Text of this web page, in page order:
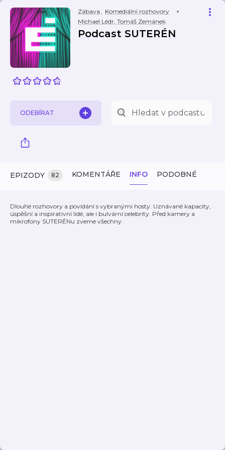
Zábava , Komediální rozhovory
Michael Lédr, Tomáš Zemánek
Podcast SUTERÉN
ODEBÍRAT
EPIZODY 82 KOMENTÁŘE INFO PODOBNÉ
Dlouhé rozhovory a povídání s vybranými hosty. Uznávané kapacity,
úspěšní a inspirativní lidé, ale i bulvární celebrity. Před kamery a
mikrofony SUTERÉNu zveme všechny.